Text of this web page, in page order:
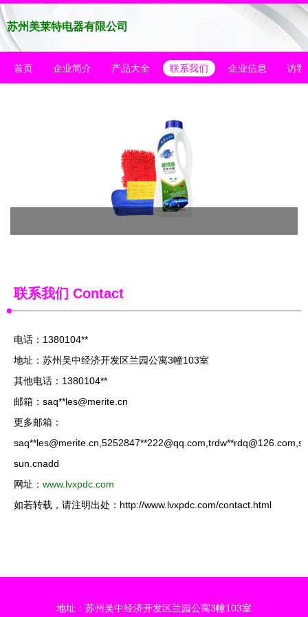
苏州美莱特电器有限公司
首页 企业简介 产品大全 联系我们 企业信息 访客
联系我们 Contact
电话：1380104**
地址：苏州吴中经济开发区兰园公寓3幢103室
其他电话：1380104**
邮箱：saq**les@merite.cn
更多邮箱：
saq**les@merite.cn ,5252847**222@qq.com ,trdw**rdq@126.com
sun.cnadd
网址： www.lvxpdc.com
如若转载，请注明出处：http://www.lvxpdc.com/contact.html
地址：苏州吴中经济开发区兰园公寓3幢103室